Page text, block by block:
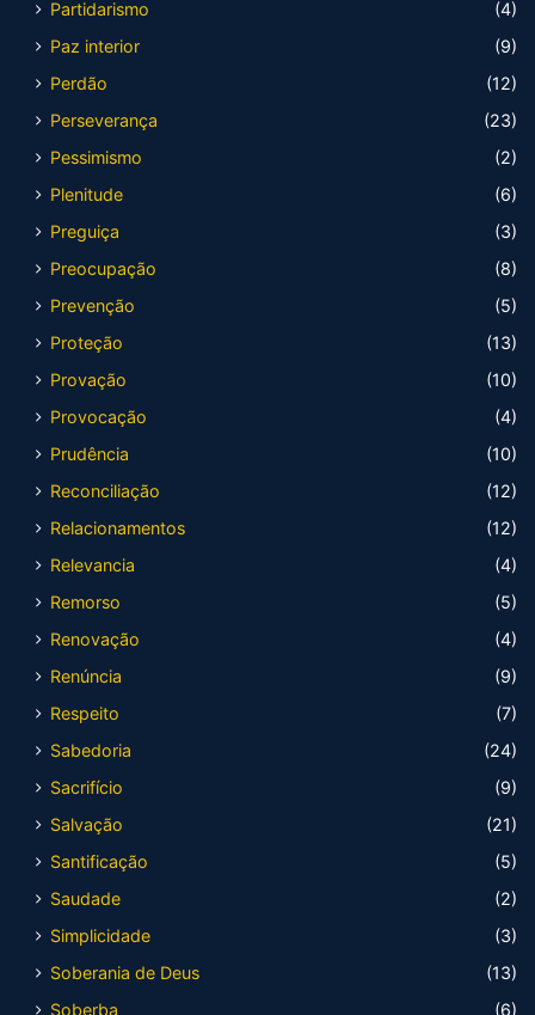
Partidarismo
(4)
Paz interior
(9)
Perdão
(12)
Perseverança
(23)
Pessimismo
(2)
Plenitude
(6)
Preguiça
(3)
Preocupação
(8)
Prevenção
(5)
Proteção
(13)
Provação
(10)
Provocação
(4)
Prudência
(10)
Reconciliação
(12)
Relacionamentos
(12)
Relevancia
(4)
Remorso
(5)
Renovação
(4)
Renúncia
(9)
Respeito
(7)
Sabedoria
(24)
Sacrifício
(9)
Salvação
(21)
Santificação
(5)
Saudade
(2)
Simplicidade
(3)
Soberania de Deus
(13)
Soberba
(6)